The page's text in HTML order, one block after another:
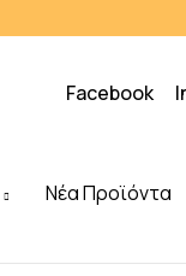
Facebook
Νέα Προϊόντα